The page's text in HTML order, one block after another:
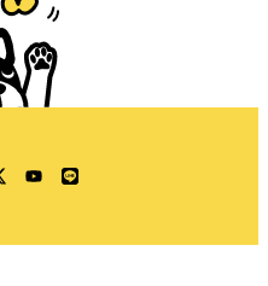
TwitterYouTube
LINE